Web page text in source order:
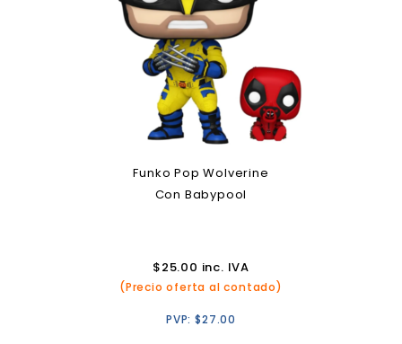
Funko Pop Wolverine
Con Babypool
$25.00 inc. IVA
(Precio oferta al contado)
PVP:$27.00